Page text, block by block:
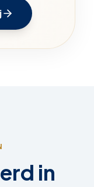
in